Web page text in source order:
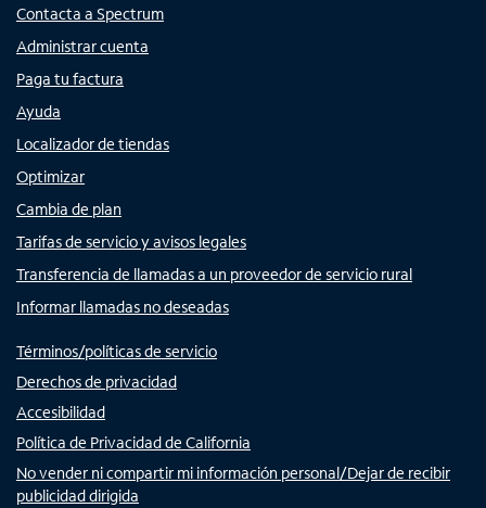
Contacta a Spectrum
Administrar cuenta
Paga tu factura
Ayuda
Localizador de tiendas
Optimizar
Cambia de plan
Tarifas de servicio y avisos legales
Transferencia de llamadas a un proveedor de servicio rural
Informar llamadas no deseadas
Términos/políticas de servicio
Derechos de privacidad
Accesibilidad
Política de Privacidad de California
No vender ni compartir mi información personal/Dejar de recibir
publicidad dirigida